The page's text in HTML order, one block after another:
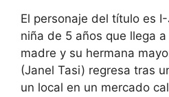
El personaje del título es
niña de 5 años que llega
madre y su hermana
(Janel Tasi) regresa tras
un local en un mercado